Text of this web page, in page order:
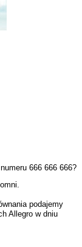
666 666 666?
podajemy
Allegro w dniu